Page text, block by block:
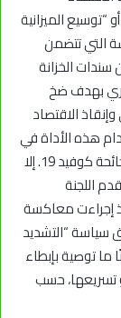
الميزانية
التي تتضمن
الخزانة
بهدف ضخ
الاقتصاد
هذه الأداة في
الأزمات، ويظهر ذلك من استخدامه لها خلال جائحة كوفيد 19. إلا
اللجنة
إجراءت معاكسة
سياسة “التشديد
ما توصية بإبطاء
تسريعها، حسب